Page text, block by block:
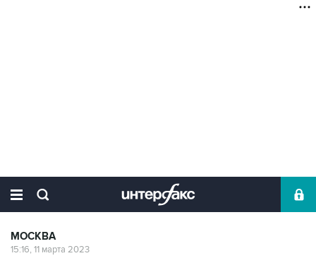
МОСКВА
15:16, 11 марта 2023